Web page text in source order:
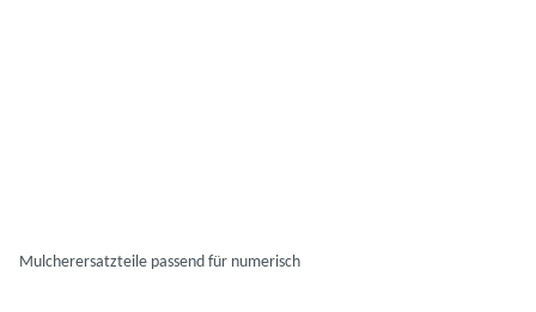
Mulcherersatzteile passend für numerisch